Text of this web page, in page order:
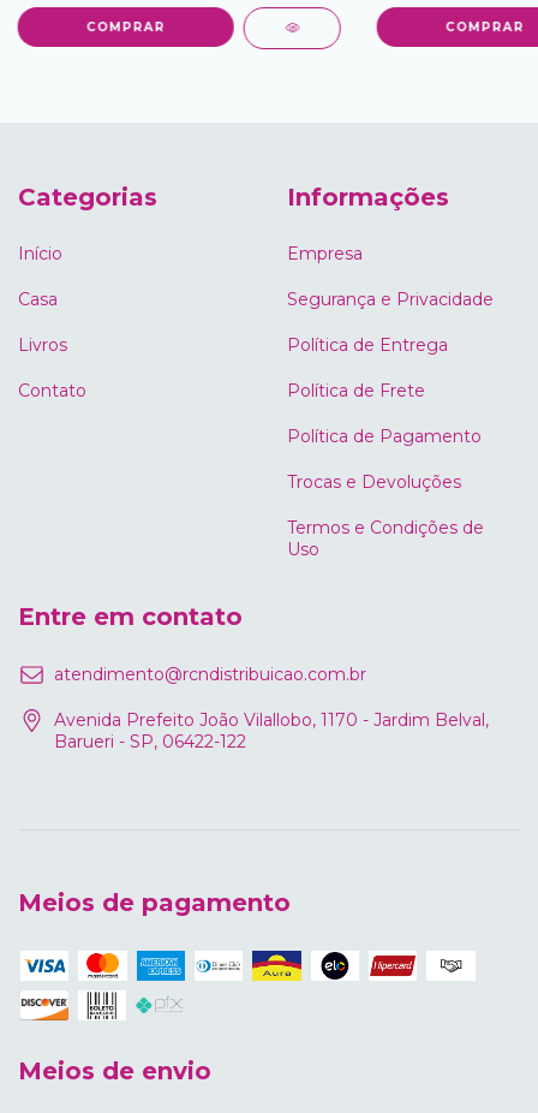
Categorias
Início
Casa
Livros
Contato
Informações
Empresa
Segurança e Privacidade
Política de Entrega
Política de Frete
Política de Pagamento
Trocas e Devoluções
Termos e Condições de
Uso
Entre em contato
atendimento@rcndistribuicao.com.br
Avenida Prefeito João Vilallobo, 1170 - Jardim Belval,
Barueri - SP, 06422-122
Meios de pagamento
Meios de envio